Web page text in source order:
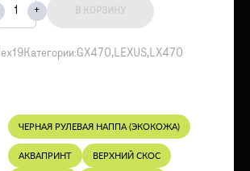
В КОРЗИНУ
lex19Категории:GX470,LEXUS,LX470
ЧЕРНАЯ РУЛЕВАЯ НАППА (ЭКОКОЖА)
АКВАПРИНТ ВЕРХНИЙ СКОС